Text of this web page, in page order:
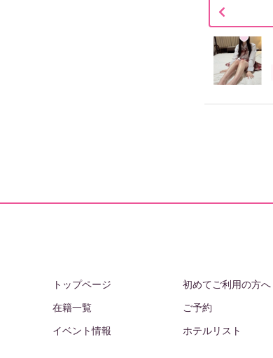
トップページ 初めてご利用の方へ
在籍一覧
ご予約
イベント情報
ホテルリスト